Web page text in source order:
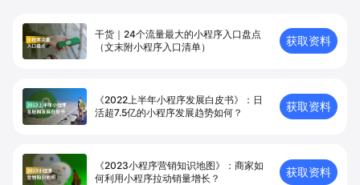
干货｜24个流量最大的小程序入口盘点
（文末附小程序入口清单）
获取资料
《2022上半年小程序发展白皮书》：日
活超7.5亿的小程序发展趋势如何？
获取资料
《2023小程序营销知识地图》：商家如
何利用小程序拉动销量增长？
获取资料